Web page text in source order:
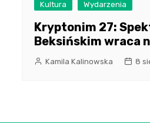
Kultura Wydarzenia
Kryptonim 27:
Beksińskim wraca
Kamila Kalinowska 8